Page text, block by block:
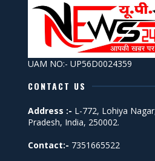
UAM NO:- UP56D0024359
CONTACT US
Address :- L-772, Lohiya
Pradesh, India, 250002.
Contact:- 7351665522